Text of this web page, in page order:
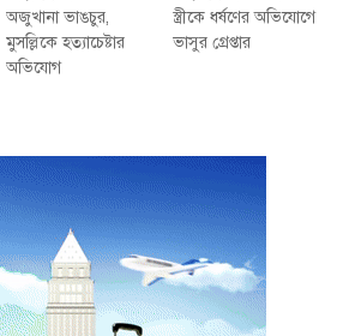
অজুখানা ভাঙচুর,
মুসল্লিকে হত্যাচেষ্টার
অভিযোগ
স্ত্রীকে ধর্ষণের অভিযোগে
ভাসুর গ্রেপ্তার